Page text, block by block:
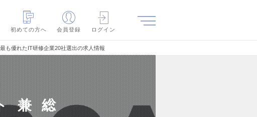
初めての方へ
会員登録 ログイン
も優れたIT研修企業20社選出の求人情報
兼 総